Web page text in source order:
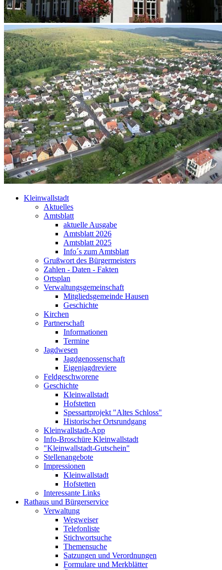
Kleinwallstadt
Aktuelles
Amtsblatt
aktuelle Ausgabe
Amtsblatt 2026
Amtsblatt 2025
Info´s zum Amtsblatt
Grußwort des Bürgermeisters
Zahlen - Daten - Fakten
Ortsplan
Verwaltungsgemeinschaft
Mitgliedsgemeinde Hausen
Geschichte
Kirchen
Partnerschaft
Informationen
Termine
Jagdwesen
Jagdgenossenschaft
Eigenjagdreviere
Feldgeschworene
Geschichte
Kleinwallstadt
Hofstetten
Spessartprojekt "Altes Schloss"
Historischer Ortsrundgang
Kleinwallstadt-App
Info-Broschüre Kleinwallstadt
"Kleinwallstadt-Gutschein"
Stellenangebote
Impressionen
Kleinwallstadt
Hofstetten
Interessante Links
Rathaus und Bürgerservice
Verwaltung
Wegweiser
Telefonliste
Stichwortsuche
Themensuche
Satzungen und Verordnungen
Formulare und Merkblätter